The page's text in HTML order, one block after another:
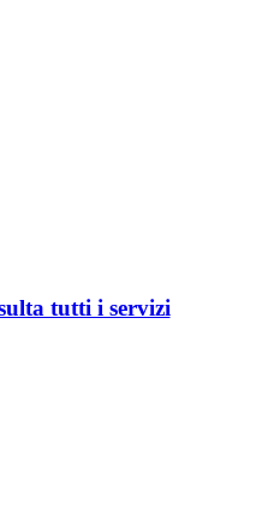
tutti i servizi